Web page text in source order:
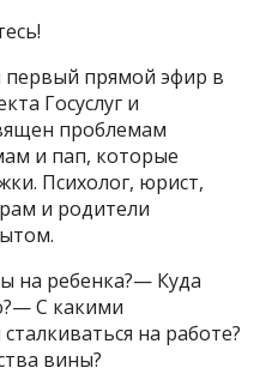
первый прямой эфир в
Госуслуг и
проблемам
и пап, которые
Психолог, юрист,
и родители
на ребенка?— Куда
С какими
на работе?
вины?